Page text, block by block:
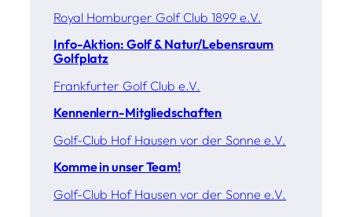
Royal Homburger Golf Club 1899 e.V.
Info-Aktion: Golf & Natur/Lebensraum
Golfplatz
Frankfurter Golf Club e.V.
Kennenlern-Mitgliedschaften
Golf-Club Hof Hausen vor der Sonne e.V.
Komme in unser Team!
Golf-Club Hof Hausen vor der Sonne e.V.